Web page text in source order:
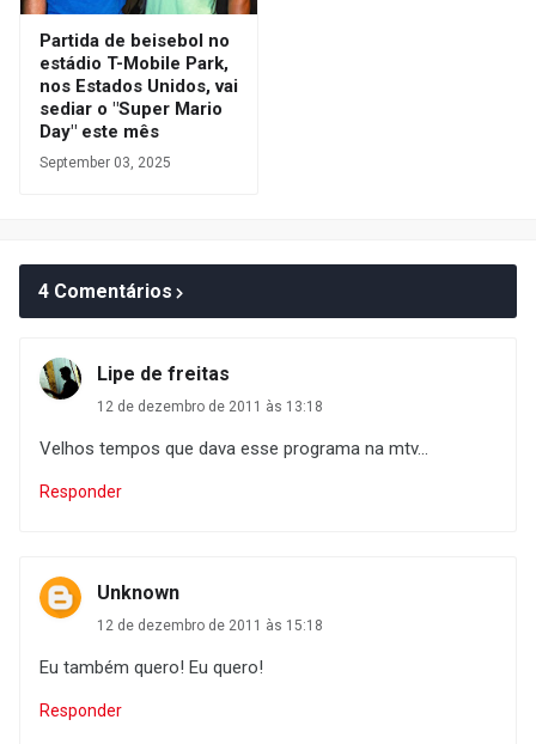
Partida de beisebol no
estádio T-Mobile Park,
nos Estados Unidos, vai
sediar o "Super Mario
Day" este mês
September 03, 2025
4 Comentários
Lipe de freitas
12 de dezembro de 2011 às 13:18
Velhos tempos que dava esse programa na mtv...
Responder
Unknown
12 de dezembro de 2011 às 15:18
Eu também quero! Eu quero!
Responder